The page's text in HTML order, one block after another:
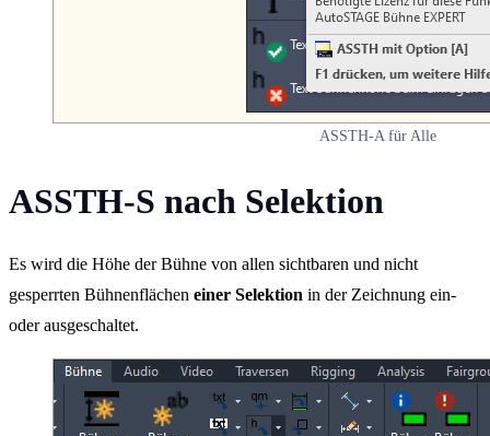
ASSTH-A für Alle
ASSTH-S nach Selektion
Es wird die Höhe der Bühne von allen sichtbaren und nicht
gesperrten Bühnenflächen einer Selektion in der Zeichnung ein-
oder ausgeschaltet.